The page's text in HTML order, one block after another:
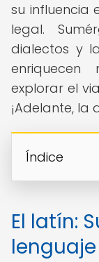
su influencia
legal.
dialectos y
enriquecen
explorar el
¡Adelante, la
Índice
El latín: